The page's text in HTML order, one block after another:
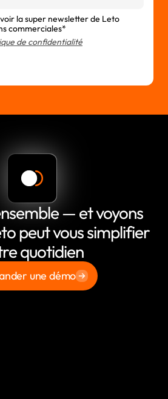
la super newsletter de Leto
commerciales*
de confidentialité
— et voyons
peut vous simplifier
quotidien
une démo